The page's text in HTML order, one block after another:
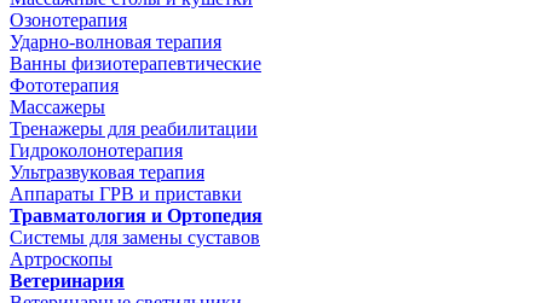
Озонотерапия
Ударно-волновая терапия
Ванны физиотерапевтические
Фототерапия
Массажеры
Тренажеры для реабилитации
Гидроколонотерапия
Ультразвуковая терапия
Аппараты ГРВ и приставки
Травматология и Ортопедия
Системы для замены суставов
Артроскопы
Ветеринария